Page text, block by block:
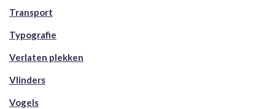
Transport
Typografie
Verlaten plekken
Vlinders
Vogels